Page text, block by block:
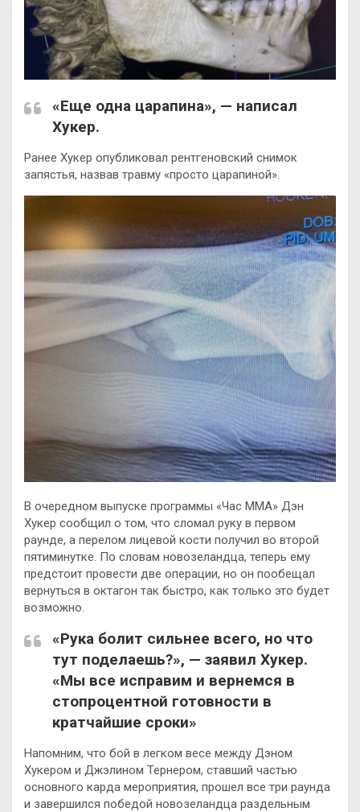
«Еще одна царапина», — написал
Хукер.
Ранее Хукер опубликовал рентгеновский снимок
запястья, назвав травму «просто царапиной».
В очередном выпуске программы «Час ММА» Дэн
Хукер сообщил о том, что сломал руку в первом
раунде, а перелом лицевой кости получил во второй
пятиминутке. По словам новозеландца, теперь ему
предстоит провести две операции, но он пообещал
вернуться в октагон так быстро, как только это будет
возможно.
«Рука болит сильнее всего, но что
тут поделаешь?», — заявил Хукер.
«Мы все исправим и вернемся в
стопроцентной готовности в
кратчайшие сроки»
Напомним, что бой в легком весе между Дэном
Хукером и Джэлином Тернером, ставший частью
основного карда мероприятия, прошел все три раунда
и завершился победой новозеландца раздельным